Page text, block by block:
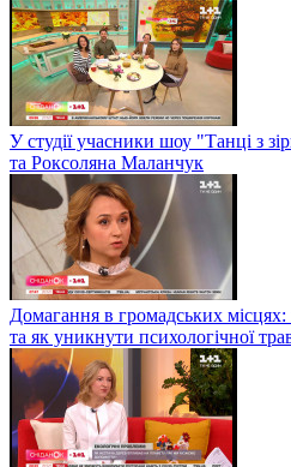
У студії учасники шоу "Танці з
та Роксоляна Маланчук
Домагання в громадських місцях:
та як уникнути психологічної